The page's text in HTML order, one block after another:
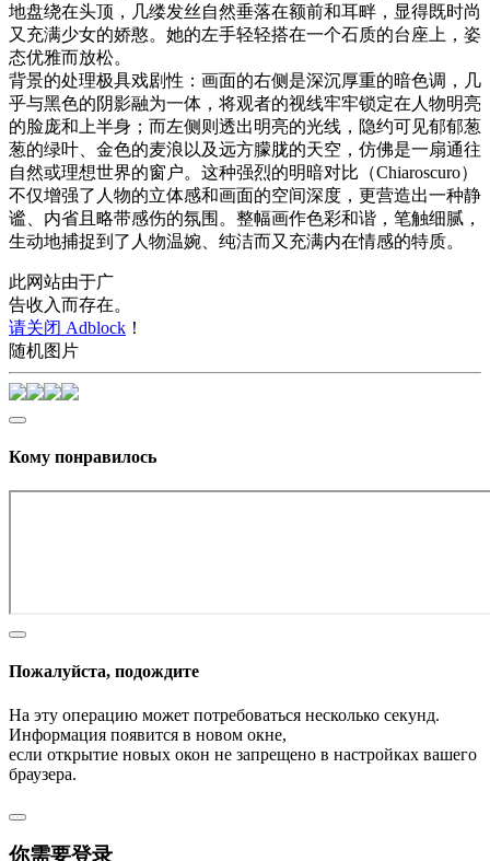
地盘绕在头顶，几缕发丝自然垂落在额前和耳畔，显得既时尚
又充满少女的娇憨。她的左手轻轻搭在一个石质的台座上，姿
态优雅而放松。
背景的处理极具戏剧性：画面的右侧是深沉厚重的暗色调，几
乎与黑色的阴影融为一体，将观者的视线牢牢锁定在人物明亮
的脸庞和上半身；而左侧则透出明亮的光线，隐约可见郁郁葱
葱的绿叶、金色的麦浪以及远方朦胧的天空，仿佛是一扇通往
自然或理想世界的窗户。这种强烈的明暗对比（Chiaroscuro）
不仅增强了人物的立体感和画面的空间深度，更营造出一种静
谧、内省且略带感伤的氛围。整幅画作色彩和谐，笔触细腻，
生动地捕捉到了人物温婉、纯洁而又充满内在情感的特质。
此网站由于广
告收入而存在。
请关闭 Adblock ！
随机图片
Кому понравилось
Пожалуйста, подождите
На эту операцию может потребоваться несколько секунд.
Информация появится в новом окне,
если открытие новых окон не запрещено в настройках вашего
браузера.
你需要登录